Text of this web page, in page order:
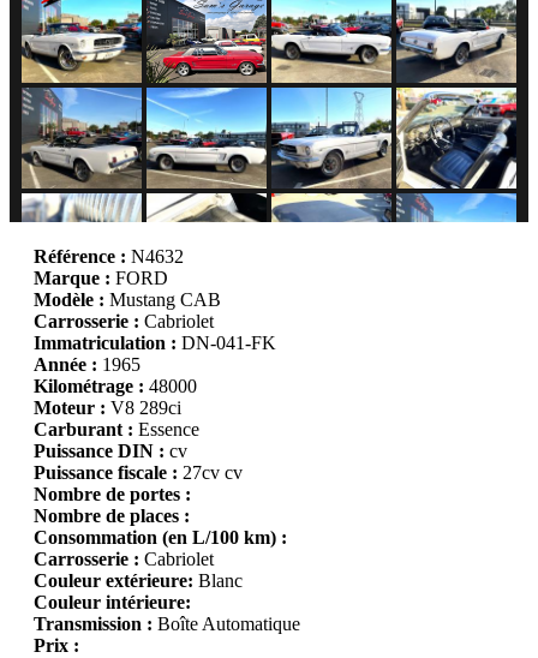
Référence : N4632
Marque : FORD
Modèle : Mustang CAB
Carrosserie : Cabriolet
Immatriculation : DN-041-FK
Année : 1965
Kilométrage : 48000
Moteur : V8 289ci
Carburant : Essence
Puissance DIN : cv
Puissance fiscale : 27cv cv
Nombre de portes :
Nombre de places :
Consommation (en L/100 km) :
Carrosserie : Cabriolet
Couleur extérieure: Blanc
Couleur intérieure:
Transmission : Boîte Automatique
Prix :